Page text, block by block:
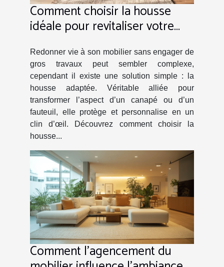
Comment choisir la housse
idéale pour revitaliser votre
Redonner vie à son mobilier sans engager de
gros travaux peut sembler complexe,
cependant il existe une solution simple : la
housse adaptée. Véritable alliée pour
transformer l’aspect d’un canapé ou d’un
fauteuil, elle protège et personnalise en un
clin d’œil. Découvrez comment choisir la
housse...
Comment l'agencement du